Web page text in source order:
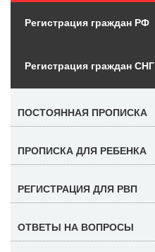
Регистрация граждан РФ
Регистрация граждан СНГ
ПОСТОЯННАЯ ПРОПИСКА
ПРОПИСКА ДЛЯ РЕБЕНКА
РЕГИСТРАЦИЯ ДЛЯ РВП
ОТВЕТЫ НА ВОПРОСЫ